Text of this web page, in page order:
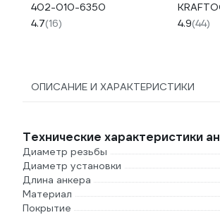
402-010-6350
4.7(16)
500г
4.9(44)
ОПИСАНИЕ И ХАРАКТЕРИСТИКИ
Технические характеристики
Диаметр резьбы
Диаметр установки
Длина анкера
Материал
Покрытие